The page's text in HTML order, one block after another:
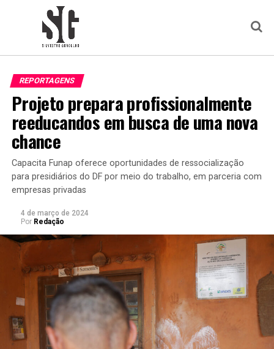
REPORTAGENS
Projeto prepara profissionalmente
reeducandos em busca de uma nova
chance
Capacita Funap oferece oportunidades de ressocialização
para presidiários do DF por meio do trabalho, em parceria com
empresas privadas
4 de março de 2024
Por Redação